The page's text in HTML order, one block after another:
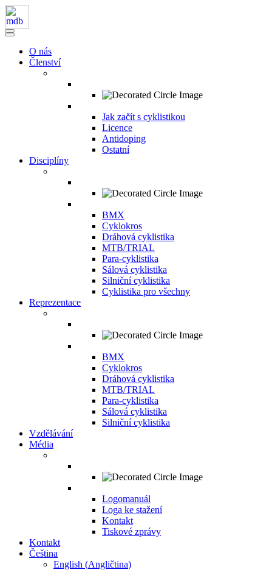
O nás
Členství
Jak začít s cyklistikou
Licence
Antidoping
Ostatní
Disciplíny
BMX
Cyklokros
Dráhová cyklistika
MTB/TRIAL
Para-cyklistika
Sálová cyklistika
Silniční cyklistika
Cyklistika pro všechny
Reprezentace
BMX
Cyklokros
Dráhová cyklistika
MTB/TRIAL
Para-cyklistika
Sálová cyklistika
Silniční cyklistika
Vzdělávání
Média
Logomanuál
Loga ke stažení
Kontakt
Tiskové zprávy
Kontakt
Čeština
English (Angličtina)